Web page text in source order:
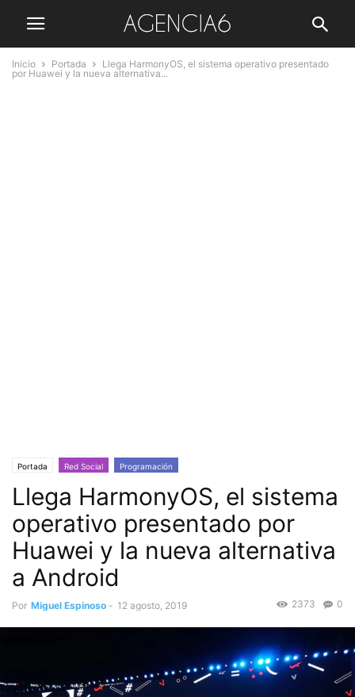
Inicio Portada
Llega HarmonyOS, el sistema operativo presentado
por Huawei y la nueva alternativa...
Portada Red Social Programación
Llega HarmonyOS, el sistema
operativo presentado por
Huawei y la nueva alternativa
a Android
Por Miguel Espinoso - 12 agosto, 2019 0
2373